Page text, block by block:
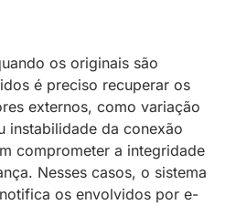
os originais são
é preciso recuperar os
externos, como variação
instabilidade da conexão
comprometer a integridade
Nesses casos, o sistema
os envolvidos por e-